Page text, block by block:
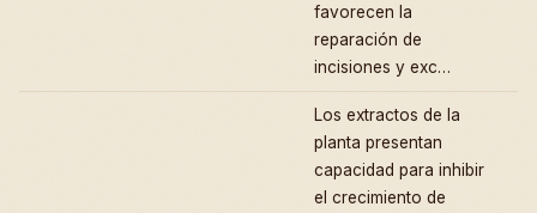
favorecen la
reparación de
incisiones y exc…
Los extractos de la
planta presentan
capacidad para inhibir
el crecimiento de